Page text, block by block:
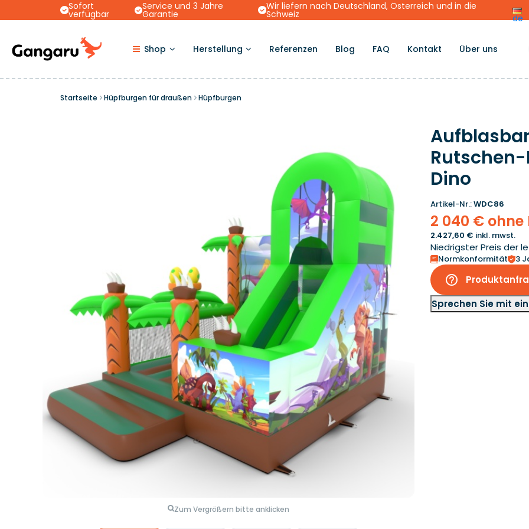
Sofort
verfügbar
Service und 3 Jahre
Garantie
Wir liefern nach Deutschland, Österreich und in die
Schweiz de
Shop Herstellung Referenzen Blog FAQ Kontakt Über uns
Startseite Hüpfburgen für draußen Hüpfburgen
Zum Vergrößern bitte anklicken
Dino
Artikel-Nr.:WDC86
2 040 € ohne
2.427,60 € inkl. mwst.
Niedrigster Preis der
Normkonformität 3
help_outline
Sprechen Sie mit